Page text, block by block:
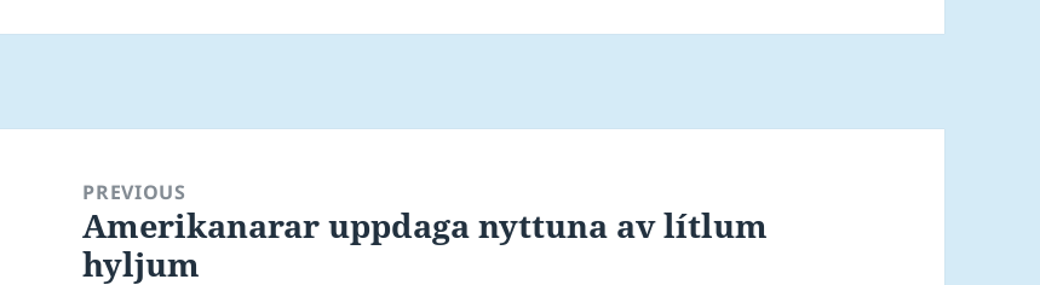
navigationPREVIOUS
Previous
post:
Amerikanarar uppdaga nyttuna av lítlum
hyljum